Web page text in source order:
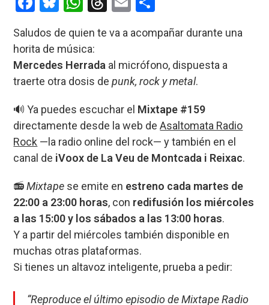
ce
b
o
k
es
ky
at
s
A
p
e
a
d
ail m
p
ar
Saludos de quien te va a acompañar durante una
horita de música:
Mercedes Herrada al micrófono, dispuesta a
traerte otra dosis depunk, rock y metal.
🔊 Ya puedes escuchar el Mixtape #159
directamente desde la web deAsaltomata Radio
Rock —la radio online del rock— y también en el
canal de iVoox de La Veu de Montcada i Reixac.
📻Mixtape se emite en estreno cada martes de
22:00 a 23:00 horas, con redifusión los miércoles
a las 15:00 y los sábados a las 13:00 horas.
Y a partir del miércoles también disponible en
muchas otras plataformas.
Si tienes un altavoz inteligente, prueba a pedir:
“Reproduce el último episodio deMixtape Radio